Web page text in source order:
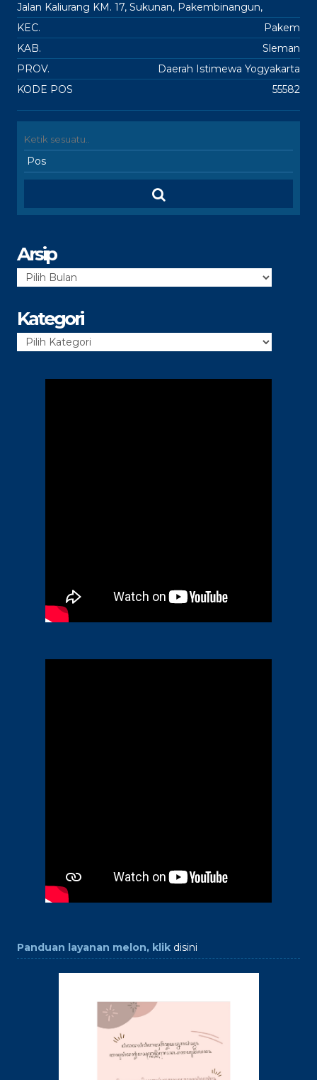
Jalan Kaliurang KM. 17, Sukunan, Pakembinangun,
KEC.
Pakem
KAB.
Sleman
PROV.
Daerah Istimewa Yogyakarta
KODE POS
55582
Arsip
Arsip
Kategori
Kategori
Panduan layanan melon, klik disini